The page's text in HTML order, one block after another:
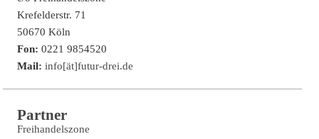
Krefelderstr. 71
50670 Köln
Fon:0221 9854520
Mail:info[ät]futur-drei.de
Partner
Freihandelszone